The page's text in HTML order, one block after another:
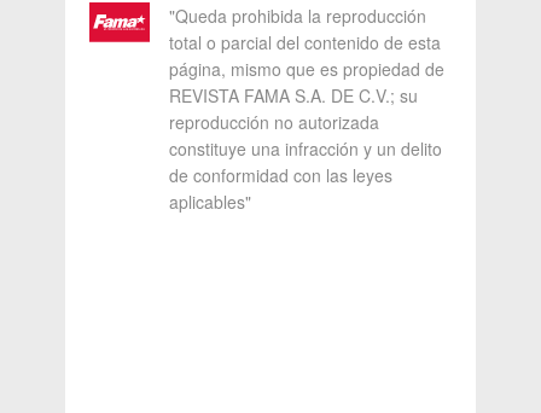
"Queda prohibida la reproducción
total o parcial del contenido de esta
página, mismo que es propiedad de
REVISTA FAMA S.A. DE C.V.; su
reproducción no autorizada
constituye una infracción y un delito
de conformidad con las leyes
aplicables"